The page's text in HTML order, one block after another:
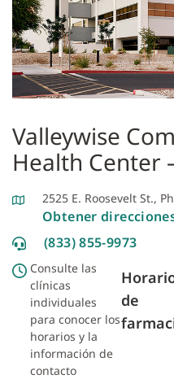
Valleywise
Health Center
2525 E. Roosevelt St.,
Obtener
(833) 855-9973
Consulte las
clínicas
individuales
para conocer los
horarios y la
información de
contacto
de